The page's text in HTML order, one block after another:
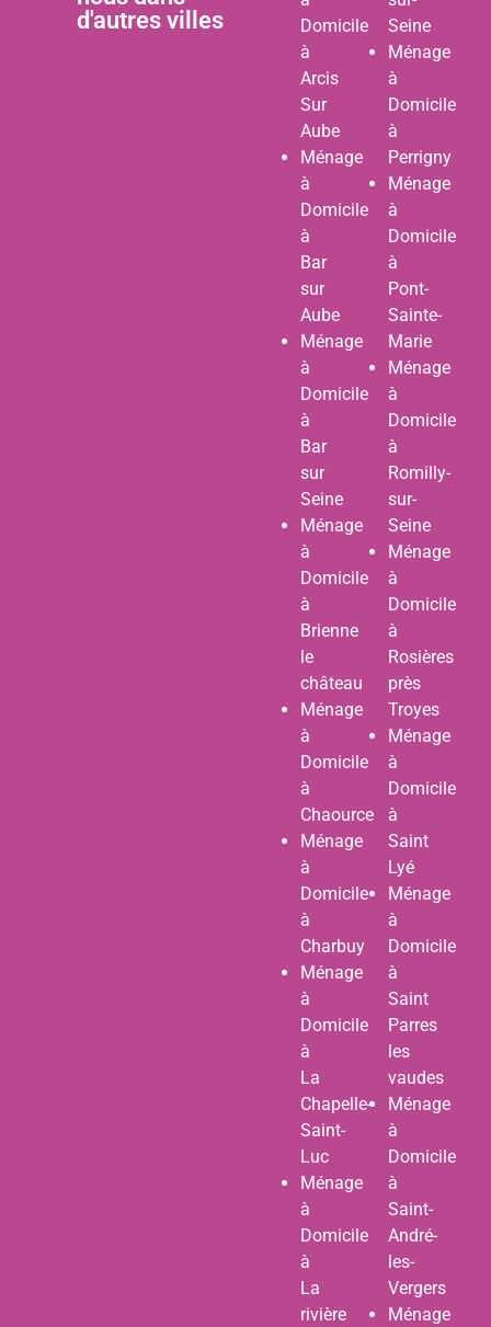
d'autres villes
Domicile
à
Arcis
Sur
Aube
Ménage
à
Domicile
à
Bar
sur
Aube
Ménage
à
Domicile
à
Bar
sur
Seine
Ménage
à
Domicile
à
Brienne
le
château
Ménage
à
Domicile
à
Chaource
Ménage
à
Domicile
à
Charbuy
Ménage
à
Domicile
à
La
Chapelle-
Saint-
Luc
Ménage
à
Domicile
à
La
rivière
Seine
Ménage
à
Domicile
à
Perrigny
Ménage
à
Domicile
à
Pont-
Sainte-
Marie
Ménage
à
Domicile
à
Romilly-
sur-
Seine
Ménage
à
Domicile
à
Rosières
près
Troyes
Ménage
à
Domicile
à
Saint
Lyé
Ménage
à
Domicile
à
Saint
Parres
les
vaudes
Ménage
à
Domicile
à
Saint-
André-
les-
Vergers
Ménage